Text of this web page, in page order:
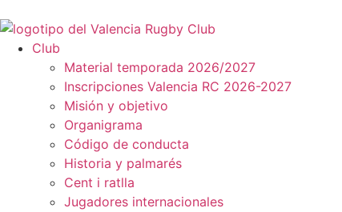
Club
Material temporada 2026/2027
Inscripciones Valencia RC 2026-2027
Misión y objetivo
Organigrama
Código de conducta
Historia y palmarés
Cent i ratlla
Jugadores internacionales